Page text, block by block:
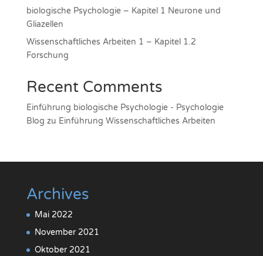
biologische Psychologie – Kapitel 1 Neurone und
Gliazellen
Wissenschaftliches Arbeiten 1 – Kapitel 1.2
Forschung
Recent Comments
Einführung biologische Psychologie - Psychologie
Blog zu Einführung Wissenschaftliches Arbeiten
Archives
Mai 2022
November 2021
Oktober 2021